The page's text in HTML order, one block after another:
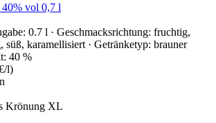
40% vol 0,7 l
0.7 l · Geschmacksrichtung: fruchtig,
karamellisiert · Getränketyp: brauner
40 %
l)